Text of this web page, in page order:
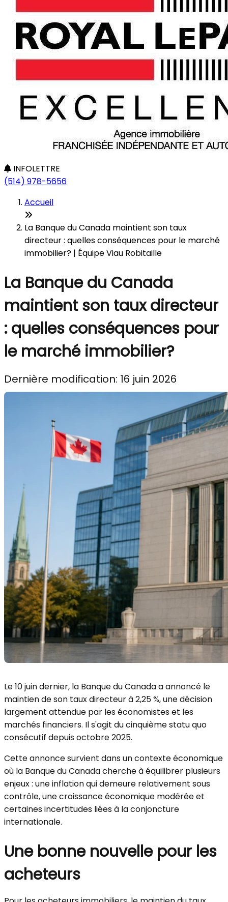
INFOLETTRE
(514) 978-5656
Accueil
La Banque du Canada maintient son taux
directeur : quelles conséquences pour le marché
immobilier? | Équipe Viau Robitaille
La Banque du Canada
maintient son taux directeur
: quelles conséquences pour
le marché immobilier?
Dernière modification: 16 juin 2026
Le 10 juin dernier, la Banque du Canada a annoncé le
maintien de son taux directeur à 2,25 %, une décision
largement attendue par les économistes et les
marchés financiers. Il s'agit du cinquième statu quo
consécutif depuis octobre 2025.
Cette annonce survient dans un contexte économique
où la Banque du Canada cherche à équilibrer plusieurs
enjeux : une inflation qui demeure relativement sous
contrôle, une croissance économique modérée et
certaines incertitudes liées à la conjoncture
internationale.
Une bonne nouvelle pour les
acheteurs